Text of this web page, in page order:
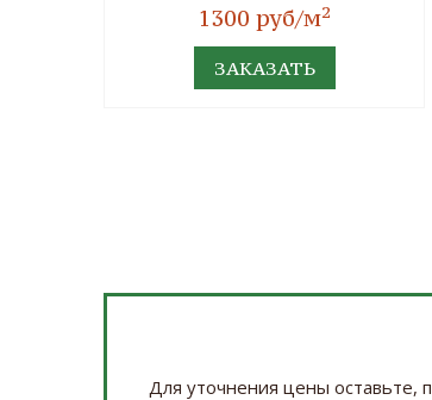
1300 руб/м2
ЗАКАЗАТЬ
Для уточнения цены оставьте,